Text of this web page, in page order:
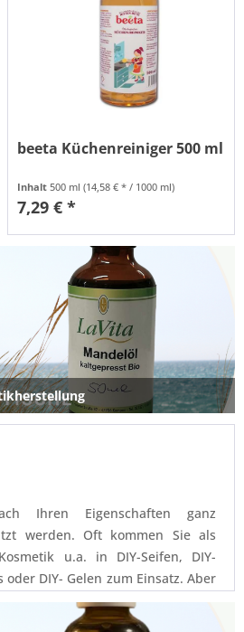
beeta Küchenreiniger 500 ml
Inhalt 500 ml (14,58 € * / 1000 ml)
7,29 € *
Ihren Eigenschaften ganz
werden. Oft kommen Sie als
u.a. in DIY-Seifen, DIY-
oder DIY- Gelen zum Einsatz. Aber
oder als medizinischer
Bei uns erhalten Sie: